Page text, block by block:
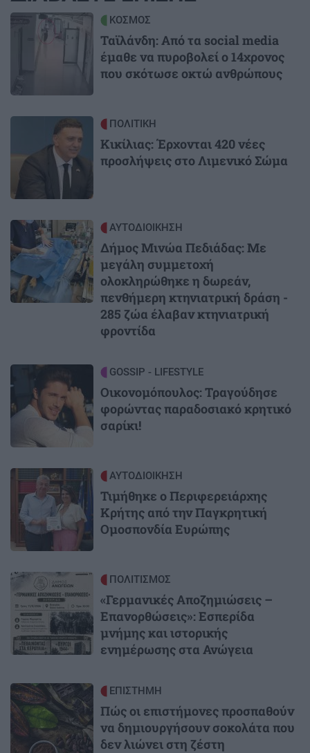
Image ΚΟΣΜΟΣ
Ταϊλάνδη: Από τα social media
έμαθε να πυροβολεί ο 14χρονος
που σκότωσε οκτώ ανθρώπους
ΠΟΛΙΤΙΚΗ
Κικίλιας: Έρχονται 420 νέες
προσλήψεις στο Λιμενικό Σώμα
Image ΑΥΤΟΔΙΟΙΚΗΣΗ
Δήμος Μινώα Πεδιάδας: Με
μεγάλη συμμετοχή
ολοκληρώθηκε η δωρεάν,
πενθήμερη κτηνιατρική δράση -
285 ζώα έλαβαν κτηνιατρική
φροντίδα
GOSSIP - LIFESTYLE
Οικονομόπουλος: Τραγούδησε
φορώντας παραδοσιακό κρητικό
σαρίκι!
Image ΑΥΤΟΔΙΟΙΚΗΣΗ
Τιμήθηκε ο Περιφερειάρχης
Κρήτης από την Παγκρητική
Ομοσπονδία Ευρώπης
Image ΠΟΛΙΤΙΣΜΟΣ
«Γερμανικές Αποζημιώσεις –
Επανορθώσεις»: Εσπερίδα
μνήμης και ιστορικής
ενημέρωσης στα Ανώγεια
Image ΕΠΙΣΤΗΜΗ
Πώς οι επιστήμονες προσπαθούν
να δημιουργήσουν σοκολάτα που
δεν λιώνει στη ζέστη